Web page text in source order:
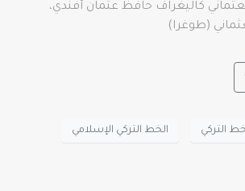
كاليغراف حافظ عثمان أفندي،
(طوغرا)
التركي الخط التركي الإسلامي